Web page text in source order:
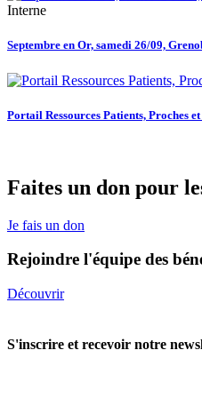
Interne
Septembre en Or, samedi 26/09,
Portail Ressources Patients, Proches
Faites un don pour
Je fais un don
Rejoindre l'équipe des
Découvrir
S'inscrire et recevoir notre